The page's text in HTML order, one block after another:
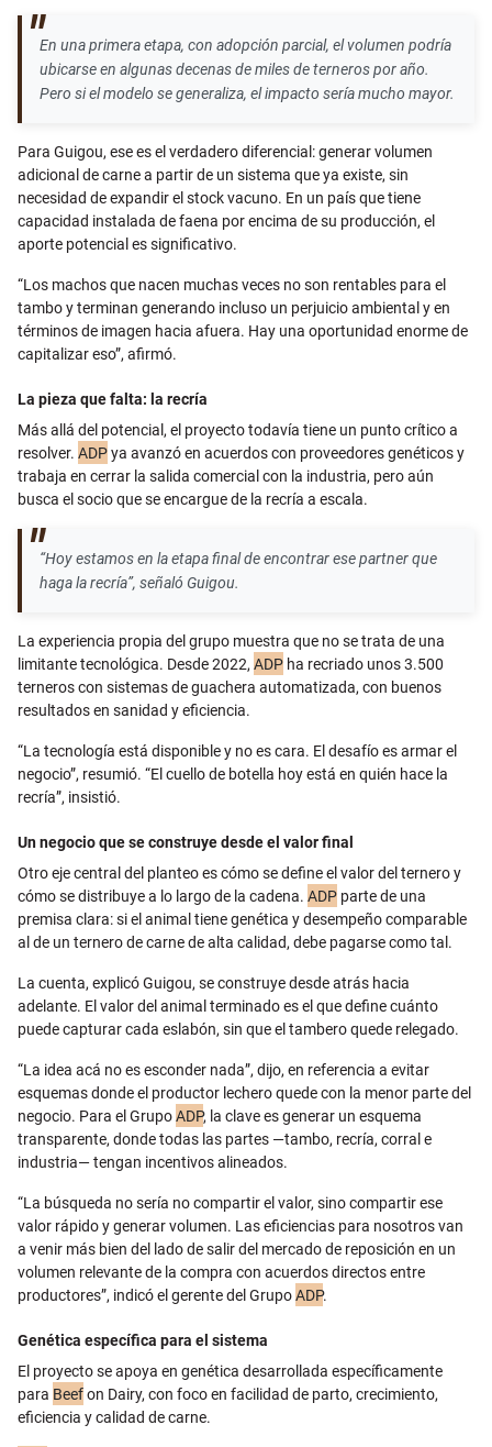
En una primera etapa, con adopción parcial, el volumen podría
ubicarse en algunas decenas de miles de terneros por año.
Pero si el modelo se generaliza, el impacto sería mucho mayor.
Para Guigou, ese es el verdadero diferencial: generar volumen
adicional de carne a partir de un sistema que ya existe, sin
necesidad de expandir el stock vacuno. En un país que tiene
capacidad instalada de faena por encima de su producción, el
aporte potencial es significativo.
“Los machos que nacen muchas veces no son rentables para el
tambo y terminan generando incluso un perjuicio ambiental y en
términos de imagen hacia afuera. Hay una oportunidad enorme de
capitalizar eso”, afirmó.
La pieza que falta: la recría
Más allá del potencial, el proyecto todavía tiene un punto crítico a
resolver. ADPya avanzó en acuerdos con proveedores genéticos y
trabaja en cerrar la salida comercial con la industria, pero aún
busca el socio que se encargue de la recría a escala.
“Hoy estamos en la etapa final de encontrar ese partner que
haga la recría”, señaló Guigou.
La experiencia propia del grupo muestra que no se trata de una
limitante tecnológica. Desde 2022, ADP ha recriado unos 3.500
terneros con sistemas de guachera automatizada, con buenos
resultados en sanidad y eficiencia.
“La tecnología está disponible y no es cara. El desafío es armar el
negocio”, resumió. “El cuello de botella hoy está en quién hace la
recría”, insistió.
Un negocio que se construye desde el valor final
Otro eje central del planteo es cómo se define el valor del ternero y
cómo se distribuye a lo largo de la cadena. ADP parte de una
premisa clara: si el animal tiene genética y desempeño comparable
al de un ternero de carne de alta calidad, debe pagarse como tal.
La cuenta, explicó Guigou, se construye desde atrás hacia
adelante. El valor del animal terminado es el que define cuánto
puede capturar cada eslabón, sin que el tambero quede relegado.
“La idea acá no es esconder nada”, dijo, en referencia a evitar
esquemas donde el productor lechero quede con la menor parte del
negocio. Para el GrupoADP, la clave es generar un esquema
transparente, donde todas las partes —tambo, recría, corral e
industria— tengan incentivos alineados.
“La búsqueda no sería no compartir el valor, sino compartir ese
valor rápido y generar volumen. Las eficiencias para nosotros van
a venir más bien del lado de salir del mercado de reposición en un
volumen relevante de la compra con acuerdos directos entre
productores”, indicó el gerente del GrupoADP.
Genética específica para el sistema
El proyecto se apoya en genética desarrollada específicamente
para Beefon Dairy, con foco en facilidad de parto, crecimiento,
eficiencia y calidad de carne.